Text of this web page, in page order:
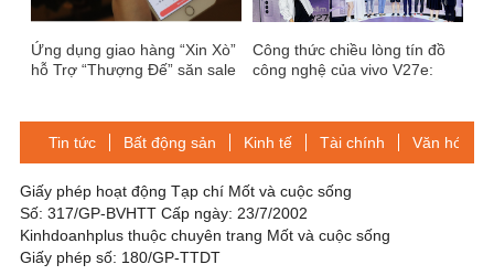
Ứng dụng giao hàng “Xin Xò”
hỗ Trợ “Thượng Đế” săn sale
Công thức chiều lòng tín đồ
công nghệ của vivo V27e:
Tin tức
Bất động sản Kinh tế Tài chính Văn hóa-
Giấy phép hoạt động Tạp chí Mốt và cuộc sống
Số: 317/GP-BVHTT Cấp ngày: 23/7/2002
Kinhdoanhplus thuộc chuyên trang Mốt và cuộc sống
Giấy phép số: 180/GP-TTDT